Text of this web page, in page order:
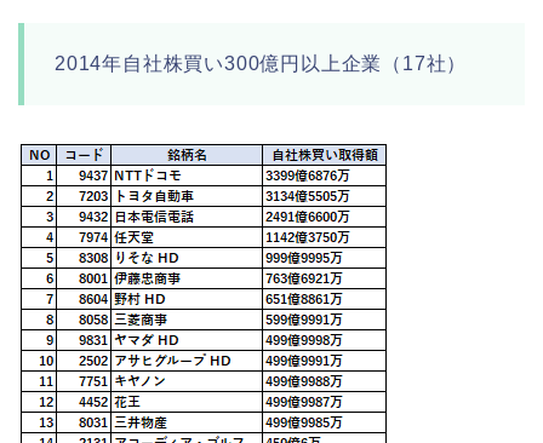
2014年自社株買い300億円以上企業（17社）